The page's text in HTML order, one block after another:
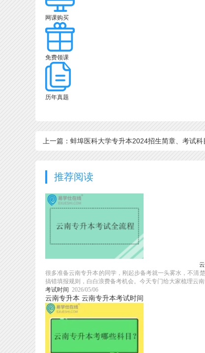
网课购买
免费领课
历年真题
上一篇：蚌埠医科大学专升本2024招生简章、考试科
业计划
推荐阅读
很多准备云南专升本的同学，刚起步备考就一头雾水，不清
搞错填报规则，白白浪费备考机会。今天专门给大家梳理云
考试时间 2026/05/06
云南专升本 云南专升本考试时间